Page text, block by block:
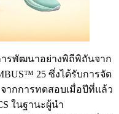
ารพัฒนาอย่างพิถีพิถันจาก
25 ซึ่งได้รับการจัด
ากการทดสอบเมื่อปีที่แล้ว
ในฐานะผู้นำ